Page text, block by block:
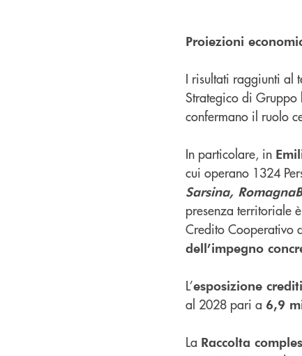
Proiezioni
I risultati raggiunti al
Strategico di
confermano il ruolo
In particolare, in
cui operano 1324
Sarsina,
presenza territoriale
Credito Cooperativo
dell’impegno
L’esposizione
al 2028 pari a 6,9
La Raccolta